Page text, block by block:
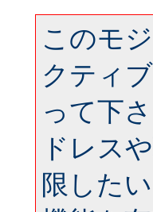
このモ
クティ
って下
ドレス
限した